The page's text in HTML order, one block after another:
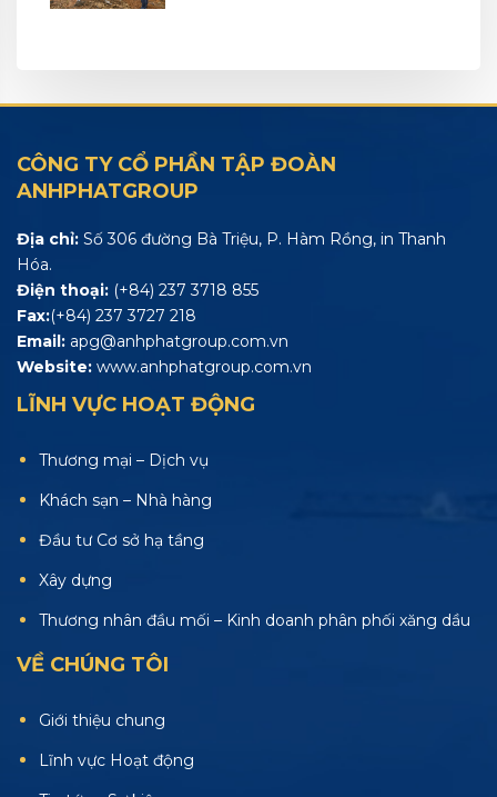
CÔNG TY CỔ PHẦN TẬP ĐOÀN
ANHPHATGROUP
Địa chỉ: Số 306 đường Bà Triệu, P. Hàm Rồng, in Thanh
Hóa.
Điện thoại: (+84) 237 3718 855
Fax:(+84) 237 3727 218
Email: apg@anhphatgroup.com.vn
Website: www.anhphatgroup.com.vn
LĨNH VỰC HOẠT ĐỘNG
Thương mại – Dịch vụ
Khách sạn – Nhà hàng
Đầu tư Cơ sở hạ tầng
Xây dựng
Thương nhân đầu mối – Kinh doanh phân phối xăng dầu
VỀ CHÚNG TÔI
Giới thiệu chung
Lĩnh vực Hoạt động